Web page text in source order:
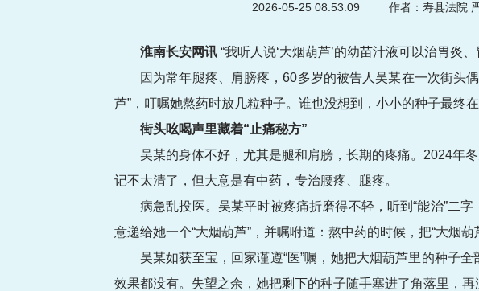
2026-05-25 08:53:09 作者：寿县法院
淮南长安网讯 “我听人说‘大烟葫芦’的幼苗汁液可以治胃炎
因为常年腿疼、肩膀疼，60多岁的被告人吴某在一次街头
芦”，叮嘱她熬药时放几粒种子。谁也没想到，小小的种子最终
街头吆喝声里藏着“止痛秘方”
吴某的身体不好，尤其是腿和肩膀，长期的疼痛。2024年
记不太清了，但大意是有中药，专治腰疼、腿疼。
病急乱投医。吴某平时被疼痛折磨得不轻，听到“能治”二
意递给她一个“大烟葫芦”，并嘱咐道：熬中药的时候，把“大烟
吴某如获至宝，回家谨遵“医”嘱，她把大烟葫芦里的种子
效果都没有。失望之余，她把剩下的种子随手塞进了角落里，再